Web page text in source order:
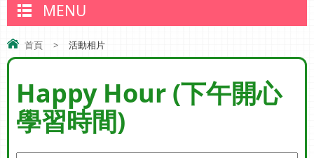
MENU
首頁 > 活動相片
Happy Hour (下午開心
學習時間)